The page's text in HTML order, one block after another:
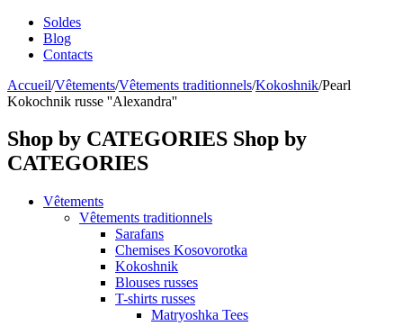
Soldes
Blog
Contacts
Accueil/Vêtements/Vêtements traditionnels/Kokoshnik/Pearl
Kokochnik russe ''Alexandra''
Shop by CATEGORIES Shop by
CATEGORIES
Vêtements
Vêtements traditionnels
Sarafans
Chemises Kosovorotka
Kokoshnik
Blouses russes
T-shirts russes
Matryoshka Tees